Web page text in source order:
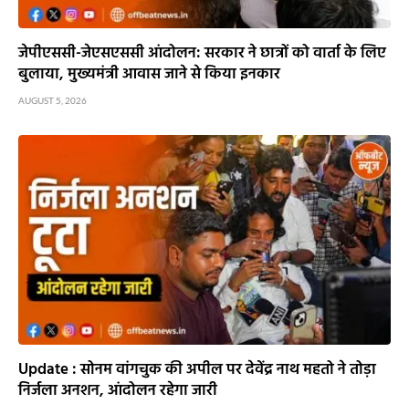
जेपीएससी-जेएसएससी आंदोलन: सरकार ने छात्रों को वार्ता के लिए
बुलाया, मुख्यमंत्री आवास जाने से किया इनकार
AUGUST 5, 2026
Update : सोनम वांगचुक की अपील पर देवेंद्र नाथ महतो ने तोड़ा
निर्जला अनशन, आंदोलन रहेगा जारी